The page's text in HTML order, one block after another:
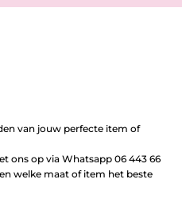
van jouw perfecte item of
ons op via Whatsapp 06 443 66
welke maat of item het beste